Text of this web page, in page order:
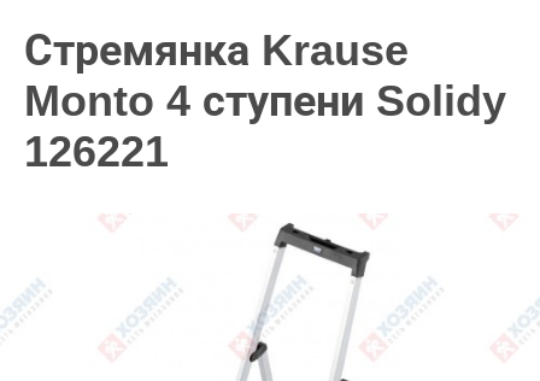
Стремянка Krause
Monto 4 ступени Solidy
126221